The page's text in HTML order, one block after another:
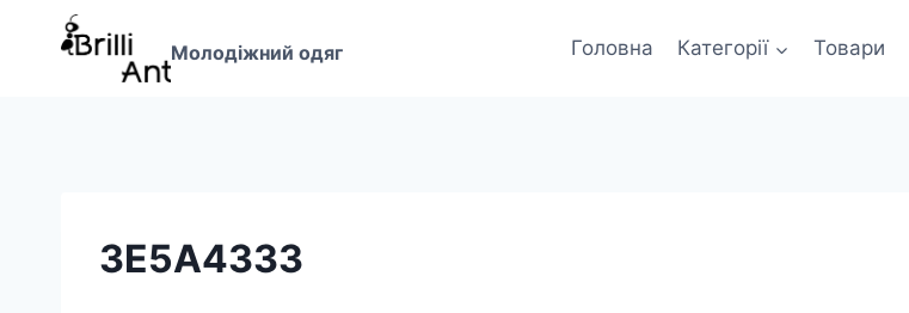
Перейти
Молодіжний одяг Головна Категорії Товари
3E5A4333